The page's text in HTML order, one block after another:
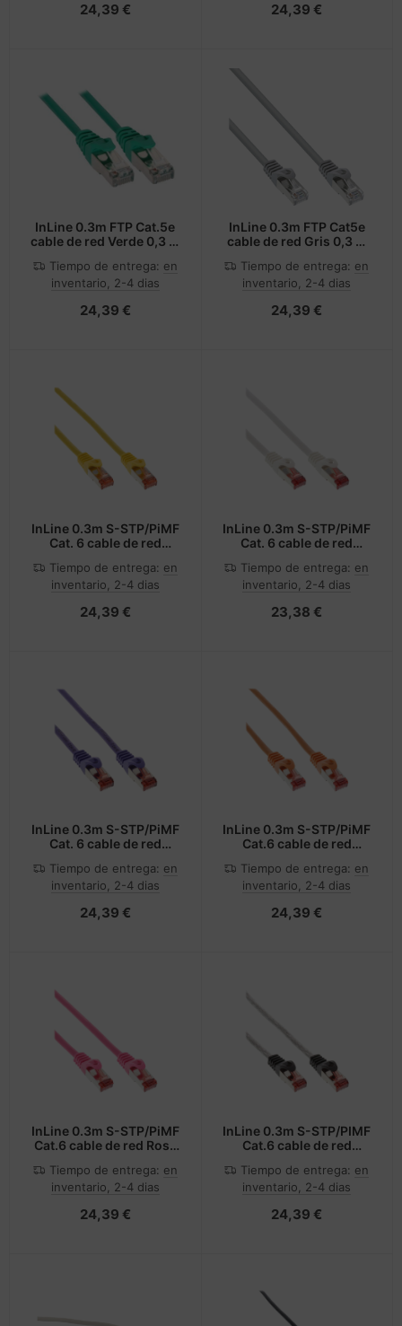
24,39 € 24,39 €
InLine 0.3m FTP Cat.5e
cable de red Verde 0,3 m
Tiempo de entrega: en
inventario, 2-4 dias
24,39 €
InLine 0.3m FTP Cat5e
cable de red Gris 0,3 m
Tiempo de entrega: en
inventario, 2-4 dias
24,39 €
InLine 0.3m S-STP/PiMF
Cat. 6 cable de red
S/FTP (S-STP)
Tiempo de entrega: en
inventario, 2-4 dias
24,39 €
InLine 0.3m S-STP/PiMF
Cat. 6 cable de red
(S-STP)
Tiempo de entrega: en
inventario, 2-4 dias
23,38 €
InLine 0.3m S-STP/PiMF
Cat. 6 cable de red
S/FTP (S-STP)
Tiempo de entrega: en
inventario, 2-4 dias
24,39 €
InLine 0.3m S-STP/PiMF
Cat.6 cable de red
(S-STP)
Tiempo de entrega: en
inventario, 2-4 dias
24,39 €
InLine 0.3m S-STP/PiMF
Cat.6 cable de red Rosa
STP)
Tiempo de entrega: en
inventario, 2-4 dias
24,39 €
InLine 0.3m S-STP/PIMF
Cat.6 cable de red
S/FTP (S-STP)
Tiempo de entrega: en
inventario, 2-4 dias
24,39 €